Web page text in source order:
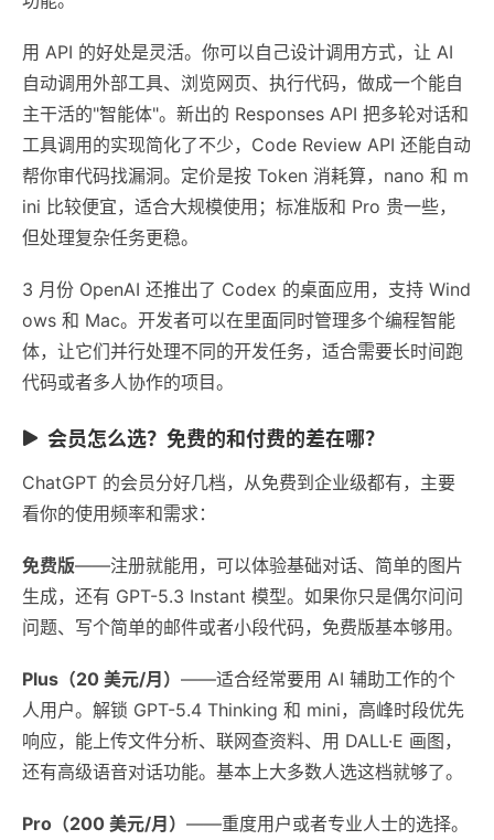
用 API 的好处是灵活。你可以自己设计调用方式，让 AI
自动调用外部工具、浏览网页、执行代码，做成一个能自
主干活的"智能体"。新出的 Responses API 把多轮对话和
工具调用的实现简化了不少，Code Review API 还能自动
帮你审代码找漏洞。定价是按 Token 消耗算，nano 和 m
ini 比较便宜，适合大规模使用；标准版和 Pro 贵一些，
但处理复杂任务更稳。
3 月份 OpenAI 还推出了 Codex 的桌面应用，支持 Wind
ows 和 Mac。开发者可以在里面同时管理多个编程智能
体，让它们并行处理不同的开发任务，适合需要长时间跑
代码或者多人协作的项目。
会员怎么选？免费的和付费的差在哪？
ChatGPT 的会员分好几档，从免费到企业级都有，主要
看你的使用频率和需求：
免费版——注册就能用，可以体验基础对话、简单的图片
生成，还有 GPT-5.3 Instant 模型。如果你只是偶尔问问
问题、写个简单的邮件或者小段代码，免费版基本够用。
Plus（20 美元/月） ——适合经常要用 AI 辅助工作的个
人用户。解锁 GPT-5.4 Thinking 和 mini，高峰时段优先
响应，能上传文件分析、联网查资料、用 DALL·E 画图，
还有高级语音对话功能。基本上大多数人选这档就够了。
Pro（200 美元/月） ——重度用户或者专业人士的选择。